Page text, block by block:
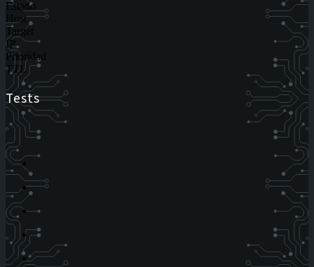
Estado
Host
Target
IP
Prioridad
TTL
Tests